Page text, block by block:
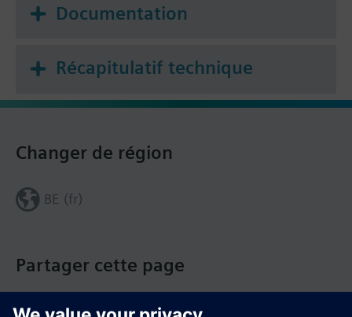
Documentation
Récapitulatif technique
Partager cette page
Changer de région
BE (fr)